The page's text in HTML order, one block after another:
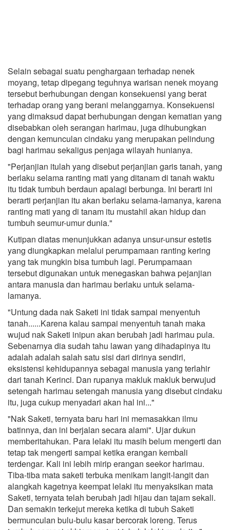
Selain sebagai suatu penghargaan terhadap nenek
moyang, tetap dipegang teguhnya warisan nenek moyang
tersebut berhubungan dengan konsekuensi yang berat
terhadap orang yang berani melanggarnya. Konsekuensi
yang dimaksud dapat berhubungan dengan kematian yang
disebabkan oleh serangan harimau, juga dihubungkan
dengan kemunculan cindaku yang merupakan pelindung
bagi harimau sekaligus penjaga wilayah hunianya.
"Perjanjian itulah yang disebut perjanjian garis tanah, yang
berlaku selama ranting mati yang ditanam di tanah waktu
itu tidak tumbuh berdaun apalagi berbunga. Ini berarti ini
berarti perjanjian itu akan berlaku selama-lamanya, karena
ranting mati yang di tanam itu mustahil akan hidup dan
tumbuh seumur-umur dunia."
Kutipan diatas menunjukkan adanya unsur-unsur estetis
yang diungkapkan melalui perumpamaan ranting kering
yang tak mungkin bisa tumbuh lagi. Perumpamaan
tersebut digunakan untuk menegaskan bahwa pejanjian
antara manusia dan harimau berlaku untuk selama-
lamanya.
"Untung dada nak Saketi ini tidak sampai menyentuh
tanah......Karena kalau sampai menyentuh tanah maka
wujud nak Saketi inipun akan berubah jadi harimau pula.
Sebenarnya dia sudah tahu lawan yang dihadapinya itu
adalah adalah salah satu sisi dari dirinya sendiri,
eksistensi kehidupannya sebagai manusia yang terlahir
dari tanah Kerinci. Dan rupanya makluk makluk berwujud
setengah harimau setengah manusia yang disebut cindaku
itu, juga cukup menyadari akan hal ini..."
"Nak Saketi, ternyata baru hari ini memasakkan ilmu
batinnya, dan ini berjalan secara alami". Ujar dukun
memberitahukan. Para lelaki itu masih belum mengerti dan
tetap tak mengerti sampai ketika erangan kembali
terdengar. Kali ini lebih mirip erangan seekor harimau.
Tiba-tiba mata saketi terbuka menikam langit-langit dan
alangkah kagetnya keempat lelaki itu menyaksikan mata
Saketi, ternyata telah berubah jadi hijau dan tajam sekali.
Dan semakin terkejut mereka ketika di tubuh Saketi
bermunculan bulu-bulu kasar bercorak loreng. Terus